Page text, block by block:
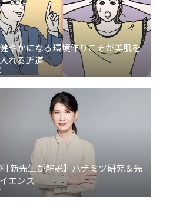
やかになる環境作りこそが美肌を
れる近道
利 新先生が解説】ハチミツ研究＆先
エンス